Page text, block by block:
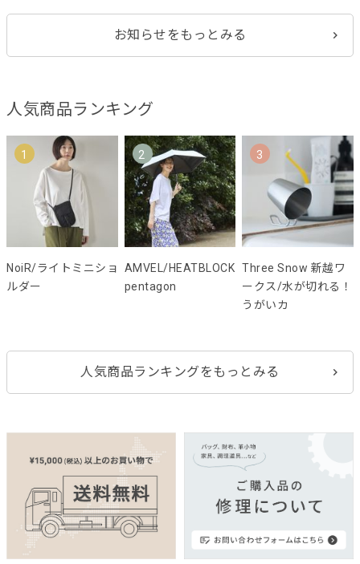
お知らせをもっとみる
人気商品ランキング
1
NoiR/ライトミニショ
ルダー
2
AMVEL/HEATBLOCK
pentagon
3
Three Snow 新越ワ
ークス/水が切れる！
うがいカ
人気商品ランキングをもっとみる